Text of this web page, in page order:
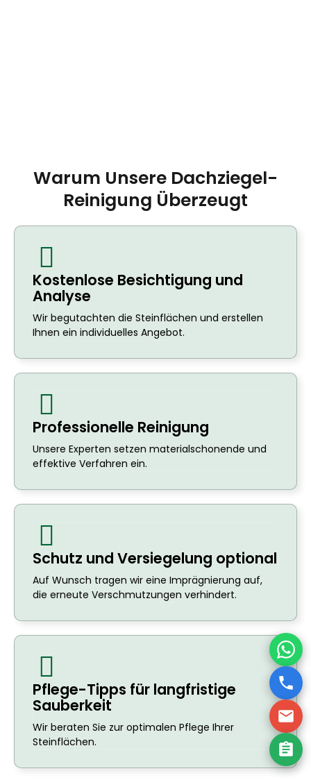
Warum Unsere Dachziegel-
Reinigung Überzeugt
Kostenlose Besichtigung und
Analyse
Wir begutachten die Steinflächen und erstellen
Ihnen ein individuelles Angebot.
Professionelle Reinigung
Unsere Experten setzen materialschonende und
effektive Verfahren ein.
Schutz und Versiegelung optional
Auf Wunsch tragen wir eine Imprägnierung auf,
die erneute Verschmutzungen verhindert.
Pflege-Tipps für langfristige
Sauberkeit
Wir beraten Sie zur optimalen Pflege Ihrer
Steinflächen.